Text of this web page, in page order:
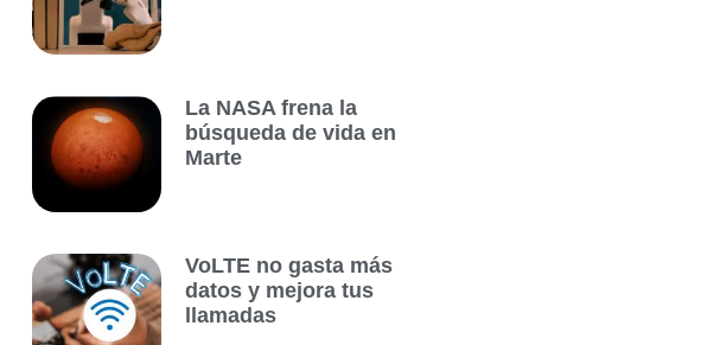
La NASA frena la
búsqueda de vida en
Marte
VoLTE no gasta más
datos y mejora tus
llamadas